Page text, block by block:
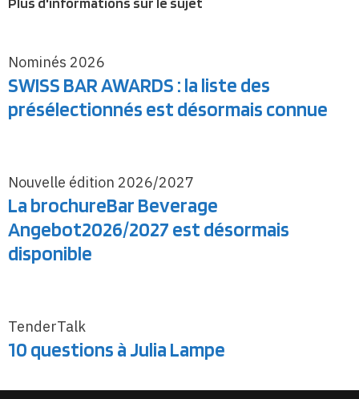
Nominés 2026
SWISS BAR AWARDS : la liste des
présélectionnés est désormais connue
Nouvelle édition 2026/2027
La brochureBar Beverage
Angebot2026/2027 est désormais
disponible
TenderTalk
10 questions à Julia Lampe